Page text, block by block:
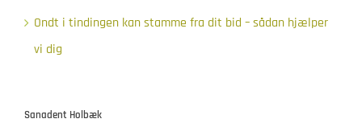
Ondt i tindingen kan stamme fra dit bid – sådan hjælper
vi dig
Sanadent Holbæk